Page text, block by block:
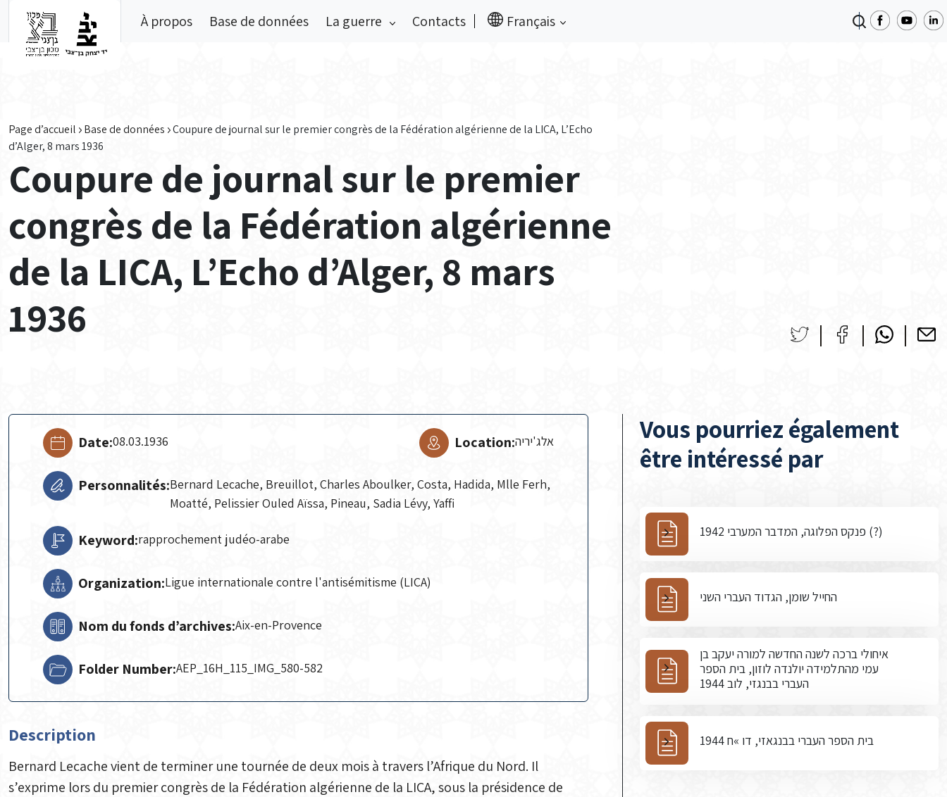
À propos Base de données La guerre Contacts Français
Page d’accueil Base de données Coupure de journal sur le premier congrès de la Fédération algérienne de la LICA, L’Echo
d’Alger, 8 mars 1936
Coupure de journal sur le premier
congrès de la Fédération algérienne
de la LICA, L’Echo d’Alger, 8 mars
1936
Date:08.03.1936 Location:אלג'יריה
Personnalités:Bernard Lecache, Breuillot, Charles Aboulker, Costa, Hadida, Mlle Ferh,
Moatté, Pelissier Ouled Aïssa, Pineau, Sadia Lévy, Yaffi
Keyword:rapprochement judéo-arabe
Organization:Ligue internationale contre l'antisémitisme (LICA)
Nom du fonds d’archives:Aix-en-Provence
Folder Number:AEP_16H_115_IMG_580-582
Description
Bernard Lecache vient de terminer une tournée de deux mois à travers l’Afrique du Nord. Il
s’exprime lors du premier congrès de la Fédération algérienne de la LICA, sous la présidence de
Vous pourriez également
être intéressé par
פנקס הפלוגה, המדבר המערבי 1942 (?)
החייל שומן, הגדוד העברי השני
איחולי ברכה לשנה החדשה למורה יעקב בן
עמי מהתלמידה יולנדה לוזון, בית הספר
העברי בבנגזי, לוב 1944
בית הספר העברי בבנגאזי, דו »ח 1944